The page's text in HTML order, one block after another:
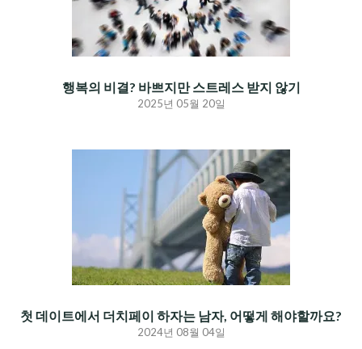
행복의 비결? 바쁘지만 스트레스 받지 않기
2025년 05월 20일
첫 데이트에서 더치페이 하자는 남자, 어떻게 해야할까요?
2024년 08월 04일